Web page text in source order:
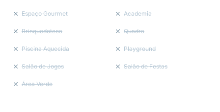
Espaço Gourmet Academia
Brinquedoteca Quadra
Piscina Aquecida Playground
Salão de Jogos Salão de Festas
Área Verde